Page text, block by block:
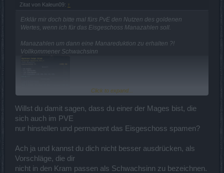
Zitat von Kaleun09: ↑
Erklär mir doch bitte mal fürs PvE den Nutzen des goldenen
Wertes, wenn ich für das Eisgeschoss Manazahlen soll.
Manazahlen um dann eine Manareduktion zu erhalten ?!
Vollkommener Schwachsinn
Das Vollstreckerset wurde nicht überarbeitet. Trotzdem war jemand
zu fleißig und hat den Tooltip mit dem Veredlern rein gebaut.
Funktioniert natürlich nicht ^^
Click to expand...
Willst du damit sagen, dass du einer der Mages bist, die
sich auch im PVE
nur hinstellen und permanent das Eisgeschoss spamen?
Ach ja und kannst du dich nicht besser ausdrücken, als
Vorschläge, die dir
nicht in den Kram passen als Schwachsinn zu bezeichnen.